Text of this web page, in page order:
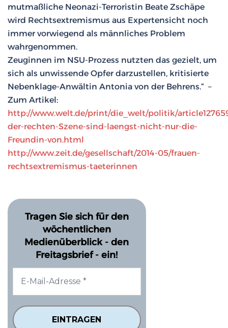
mutmaßliche Neonazi-Terroristin Beate Zschäpe
wird Rechtsextremismus aus Expertensicht noch
immer vorwiegend als männliches Problem
wahrgenommen.
Zeuginnen im NSU-Prozess nutzten das gezielt, um
sich als unwissende Opfer darzustellen, kritisierte
Nebenklage-Anwältin Antonia von der Behrens.“ –
Zum Artikel:
http://www.welt.de/print/die_welt/politik/
der-rechten-Szene-sind-laengst-nicht-nur-die-
Freundin-von.html
http://www.zeit.de/gesellschaft/2014-05/frauen-
rechtsextremismus-taeterinnen
Tragen Sie sich für den
wöchentlichen
Medienüberblick - den
Freitagsbrief - ein!